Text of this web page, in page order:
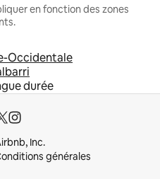
en fonction des zones
Occidentale
durée
Inc.
générales